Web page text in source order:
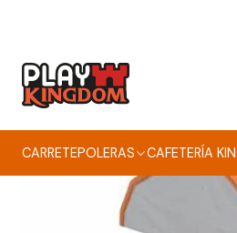
CARRETEPOLERAS CAFETERÍA